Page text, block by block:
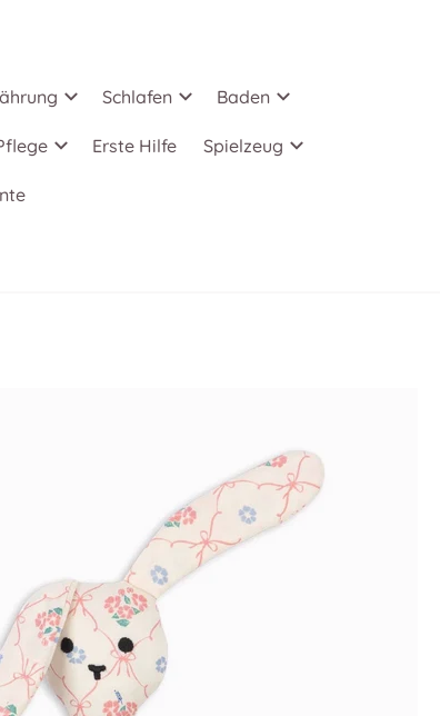
Schlafen Baden
Erste Hilfe Spielzeug
Ouvrir le média 1 en vue galerie